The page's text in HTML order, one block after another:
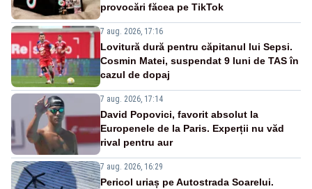
provocări făcea pe TikTok
7 aug. 2026, 17:16
Lovitură dură pentru căpitanul lui Sepsi.
Cosmin Matei, suspendat 9 luni de TAS în
cazul de dopaj
7 aug. 2026, 17:14
David Popovici, favorit absolut la
Europenele de la Paris. Experții nu văd
rival pentru aur
7 aug. 2026, 16:29
Pericol uriaș pe Autostrada Soarelui.